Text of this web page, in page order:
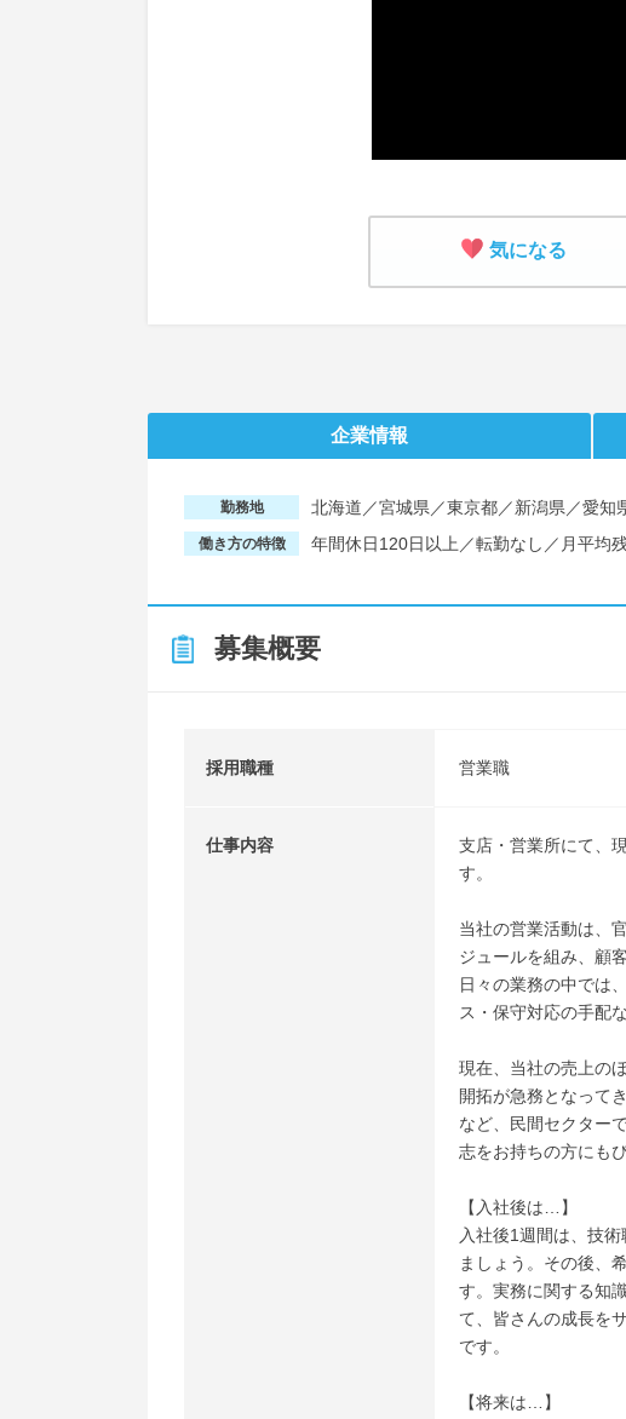
気になる
企業情報
勤務地 北海道／宮城県／東京都／新潟県／愛
働き方の特徴 年間休日120日以上／転勤なし／月平均
募集概要
採用職種 営業職
仕事内容
支店・営業所にて、
す。
当社の営業活動は、
ジュールを組み、顧
日々の業務の中では
ス・保守対応の手配
現在、当社の売上の
開拓が急務となって
など、民間セクター
志をお持ちの方にも
【入社後は…】
入社後1週間は、技
ましょう。その後、
す。実務に関する知
て、皆さんの成長を
です。
【将来は…】